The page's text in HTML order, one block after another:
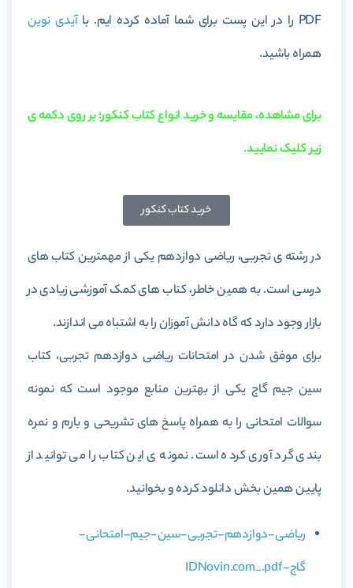
PDF را در این پست برای شما آماده کرده ایم. با
آیدی نوین
همراه باشید.
برای مشاهده، مقایسه و خرید انواع کتاب کنکور؛ بر روی دکمه ی
زیر کلیک نمایید.
خرید کتاب کنکور
در رشته ی تجربی، ریاضی دوازدهم یکی از مهمترین کتاب های
درسی است. به همین خاطر، کتاب های کمک آموزشی زیادی در
بازار وجود دارد که گاه دانش آموزان را به اشتباه می اندازند.
برای موفق شدن در امتحانات ریاضی دوازدهم تجربی، کتاب
سین جیم گاج یکی از بهترین منابع موجود است که نمونه
سوالات امتحانی را به همراه پاسخ های تشریحی و بارم و نمره
بندی گرد آوری کرده است. نمونه ی این کتاب را می توانید از
پایین همین بخش دانلود کرده و بخوانید.
ریاضی-دوازدهم-تجربی-سین-جیم-امتحانی-
گاج-IDNovin.com_.pdf